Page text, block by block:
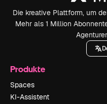
Die kreative Plattform, um
Mehr als 1 Million
Produkte
Spaces
KI-Assistent